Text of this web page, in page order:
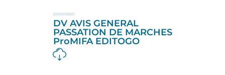
DV AVIS GENERAL
PASSATION DE MARCHES
ProMIFA EDITOGO